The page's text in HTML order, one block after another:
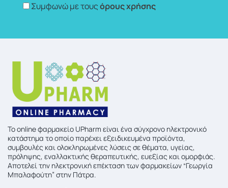
Συμφωνώ με τουςόρους χρήσης
To online φαρμακείο UPharm είναι ένα σύγχρονο ηλεκτρονικό
κατάστημα το οποίο παρέχει εξειδικευμένα προϊόντα,
συμβουλές και ολοκληρωμένες λύσεις σε θέματα, υγείας,
πρόληψης, εναλλακτικής θεραπευτικής, ευεξίας και ομορφιάς.
Αποτελεί την ηλεκτρονική επέκταση των φαρμακείων “Γεωργία
Μπαλαφούτη” στην Πάτρα.